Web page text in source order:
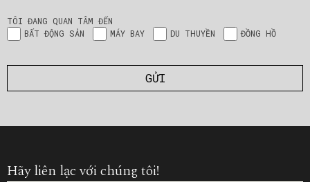
TÔI ĐANG QUAN TÂM ĐẾN
BẤT ĐỘNG SẢN
MÁY BAY DU THUYỀN ĐỒNG HỒ
Hãy liên lạc với chúng tôi!